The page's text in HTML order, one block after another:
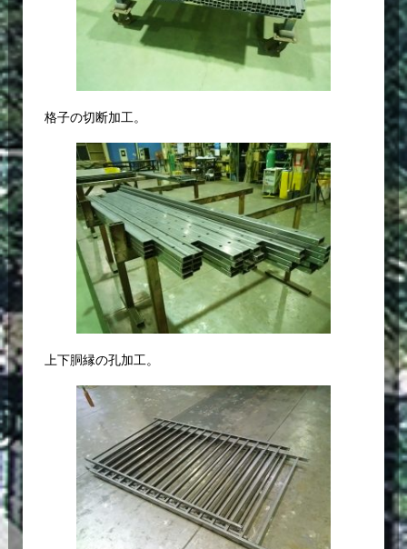
格子の切断加工。
上下胴縁の孔加工。